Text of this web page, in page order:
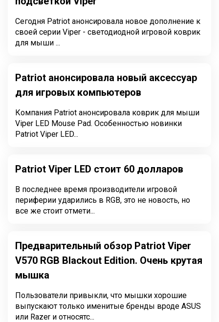
Сегодня Patriot анонсировала новое дополнение к
своей серии Viper - светодиодной игровой коврик
для мыши ...
Patriot анонсировала новый аксессуар
для игровых компьютеров
Компания Patriot анонсировала коврик для мыши
Viper LED Mouse Pad. Особенностью новинки
Patriot Viper LED...
Patriot Viper LED стоит 60 долларов
В последнее время производители игровой
периферии ударились в RGB, это не новость, но
все же стоит отмети...
Предварительный обзор Patriot Viper
V570 RGB Blackout Edition. Очень крутая
мышка
Пользователи привыкли, что мышки хорошие
выпускают только именитые бренды вроде ASUS
или Razer и относятс...